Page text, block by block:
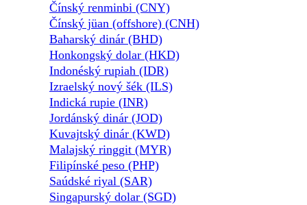
Čínský renminbi (CNY)
Čínský jüan (offshore) (CNH)
Baharský dinár (BHD)
Honkongský dolar (HKD)
Indonéský rupiah (IDR)
Izraelský nový šék (ILS)
Indická rupie (INR)
Jordánský dinár (JOD)
Kuvajtský dinár (KWD)
Malajský ringgit (MYR)
Filipínské peso (PHP)
Saúdské riyal (SAR)
Singapurský dolar (SGD)